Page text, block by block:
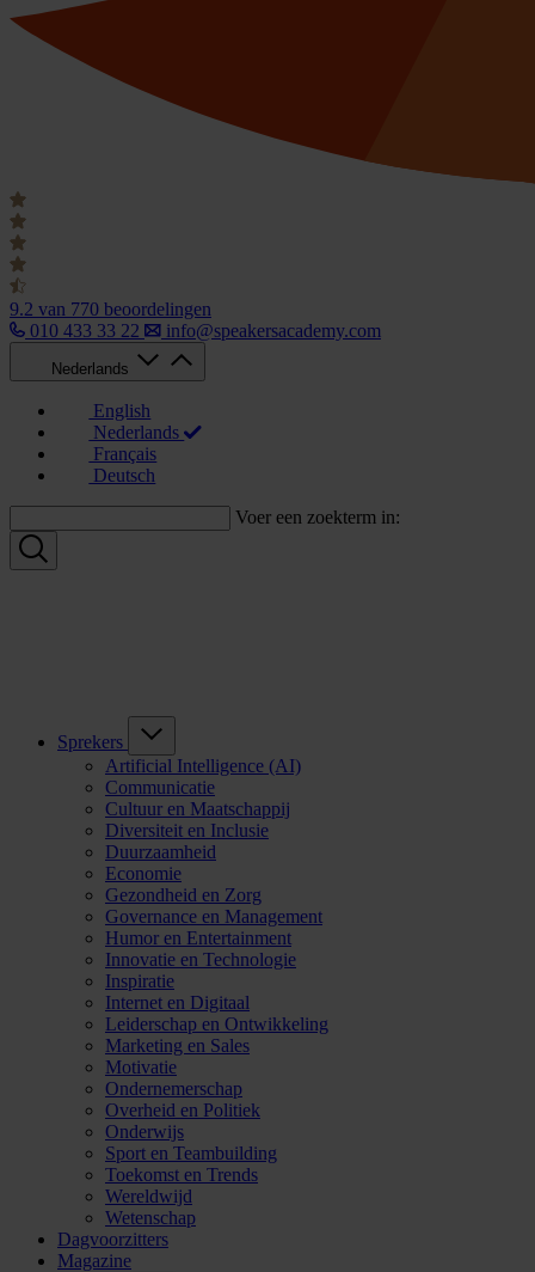
9.2 van 770 beoordelingen
010 433 33 22
info@speakersacademy.com
Nederlands
English
Nederlands
Français
Deutsch
Voer een zoekterm in:
Sprekers
Artificial Intelligence (AI)
Communicatie
Cultuur en Maatschappij
Diversiteit en Inclusie
Duurzaamheid
Economie
Gezondheid en Zorg
Governance en Management
Humor en Entertainment
Innovatie en Technologie
Inspiratie
Internet en Digitaal
Leiderschap en Ontwikkeling
Marketing en Sales
Motivatie
Ondernemerschap
Overheid en Politiek
Onderwijs
Sport en Teambuilding
Toekomst en Trends
Wereldwijd
Wetenschap
Dagvoorzitters
Magazine